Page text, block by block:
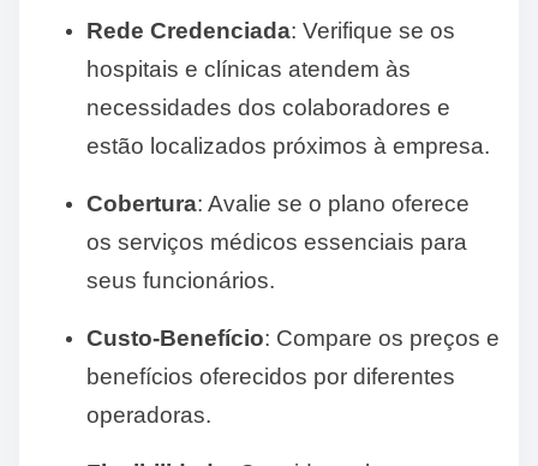
Rede Credenciada: Verifique se os
hospitais e clínicas atendem às
necessidades dos colaboradores e
estão localizados próximos à empresa.
Cobertura: Avalie se o plano oferece
os serviços médicos essenciais para
seus funcionários.
Custo-Benefício: Compare os preços e
benefícios oferecidos por diferentes
operadoras.